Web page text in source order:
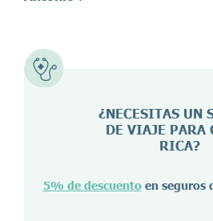
¿NECESITAS UN
DE VIAJE PARA
RICA?
5% de descuentoen seguros